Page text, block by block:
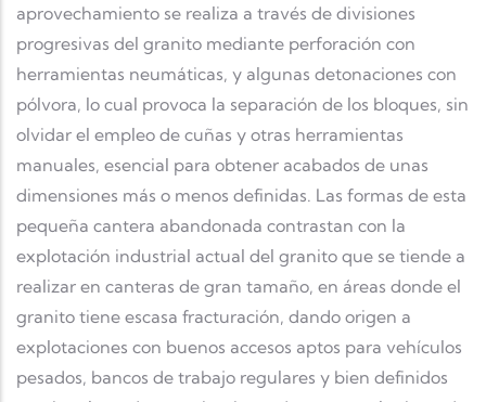
aprovechamiento se realiza a través de divisiones
progresivas del granito mediante perforación con
herramientas neumáticas, y algunas detonaciones con
pólvora, lo cual provoca la separación de los bloques, sin
olvidar el empleo de cuñas y otras herramientas
manuales, esencial para obtener acabados de unas
dimensiones más o menos definidas. Las formas de esta
pequeña cantera abandonada contrastan con la
explotación industrial actual del granito que se tiende a
realizar en canteras de gran tamaño, en áreas donde el
granito tiene escasa fracturación, dando origen a
explotaciones con buenos accesos aptos para vehículos
pesados, bancos de trabajo regulares y bien definidos